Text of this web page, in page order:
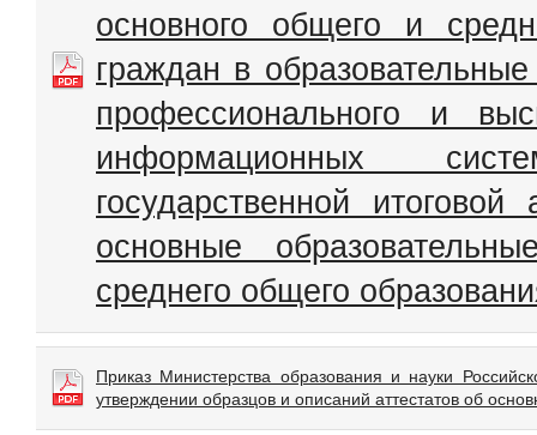
основного общего и
граждан в
профессионального и
информационных
государственной
основные
среднего общего
Приказ Министерства образования и науки
утверждении образцов и описаний аттестатов об